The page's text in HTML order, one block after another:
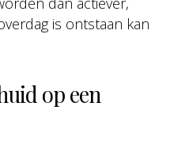
is ontstaan kan
op een